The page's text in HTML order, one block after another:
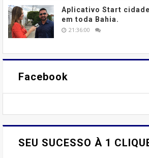
Aplicativo Start
em toda Bahia.
21:36:00
Facebook
SEU SUCESSO À 1